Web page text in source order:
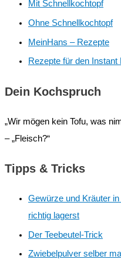
Mit Schnellkochtopf
Ohne Schnellkochtopf
MeinHans – Rezepte
Rezepte für den Instant
Dein Kochspruch
„Wir mögen kein Tofu, was
– „Fleisch?“
Tipps & Tricks
Gewürze und Kräuter
richtig lagerst
Der Teebeutel-Trick
Zwiebelpulver selber